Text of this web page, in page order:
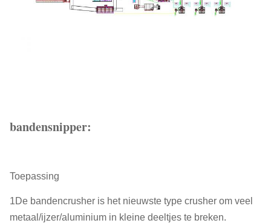
bandensnipper:
Toepassing
1De bandencrusher is het nieuwste type crusher om veel
metaal/ijzer/aluminium in kleine deeltjes te breken.